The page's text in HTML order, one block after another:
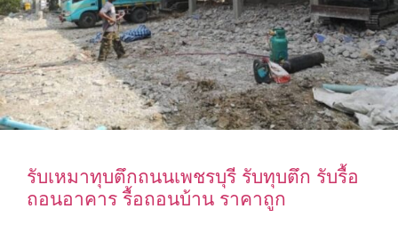
รับเหมาทุบตึกถนนเพชรบุรี รับทุบตึก รับรื้อ
ถอนอาคาร รื้อถอนบ้าน ราคาถูก